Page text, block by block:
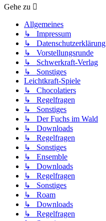
Gehe zu
Allgemeines
↳ Impressum
↳ Datenschutzerklärung
↳ Vorstellungsrunde
↳ Schwerkraft-Verlag
↳ Sonstiges
Leichtkraft-Spiele
↳ Chocolatiers
↳ Regelfragen
↳ Sonstiges
↳ Der Fuchs im Wald
↳ Downloads
↳ Regelfragen
↳ Sonstiges
↳ Ensemble
↳ Downloads
↳ Regelfragen
↳ Sonstiges
↳ Roam
↳ Downloads
↳ Regelfragen